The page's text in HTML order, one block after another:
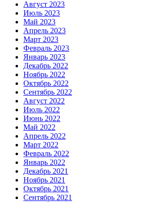
Август 2023
Июль 2023
Май 2023
Апрель 2023
Март 2023
Февраль 2023
Январь 2023
Декабрь 2022
Ноябрь 2022
Октябрь 2022
Сентябрь 2022
Август 2022
Июль 2022
Июнь 2022
Май 2022
Апрель 2022
Март 2022
Февраль 2022
Январь 2022
Декабрь 2021
Ноябрь 2021
Октябрь 2021
Сентябрь 2021